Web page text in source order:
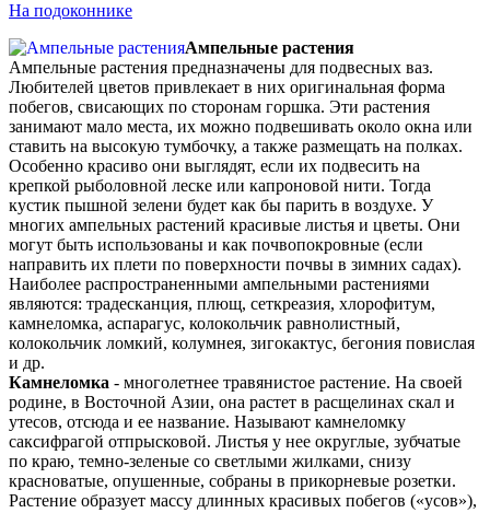
На подоконнике
Ампельные растения
Ампельные растения предназначены для подвесных ваз.
Любителей цветов привлекает в них оригинальная форма
побегов, свисающих по сторонам горшка. Эти растения
занимают мало места, их можно подвешивать около окна или
ставить на высокую тумбочку, а также размещать на полках.
Особенно красиво они выглядят, если их подвесить на
крепкой рыболовной леске или капроновой нити. Тогда
кустик пышной зелени будет как бы парить в воздухе. У
многих ампельных растений красивые листья и цветы. Они
могут быть использованы и как почвопокровные (если
направить их плети по поверхности почвы в зимних садах).
Наиболее распространенными ампельными растениями
являются: традесканция, плющ, сеткреазия, хлорофитум,
камнеломка, аспарагус, колокольчик равнолистный,
колокольчик ломкий, колумнея, зигокактус, бегония повислая
и др.
Камнеломка - многолетнее травянистое растение. На своей
родине, в Восточной Азии, она растет в расщелинах скал и
утесов, отсюда и ее название. Называют камнеломку
саксифрагой отпрысковой. Листья у нее округлые, зубчатые
по краю, темно-зеленые со светлыми жилками, снизу
красноватые, опушенные, собраны в прикорневые розетки.
Растение образует массу длинных красивых побегов («усов»),